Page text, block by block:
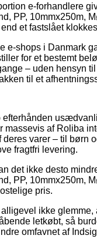
e-forhandlere
PP, 10mmx250m,
et fastslået
e-shops i Danmark
for et bestemt
– uden hensyn
til et
efterhånden
massevis af Roliba
varer – til børn
fragtfri levering.
det ikke desto
PP, 10mmx250m,
pris.
alligevel ikke
letkøbt, så
omfavnet af